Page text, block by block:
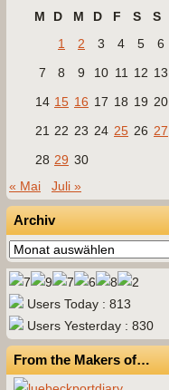
M
D M D F S
S
1
2 3 4 5
6
7
8 9 10 11 12 13
14 15 16 17 18 19 20
21 22 23 24 25 26 27
28 29 30
« Mai
Juli »
Archiv
Archiv
Users Today : 813
Users Yesterday : 830
From the Makers of…